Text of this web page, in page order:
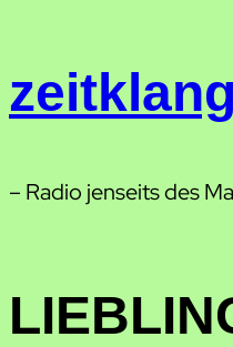
springen
zeitklang
– Radio jenseits des